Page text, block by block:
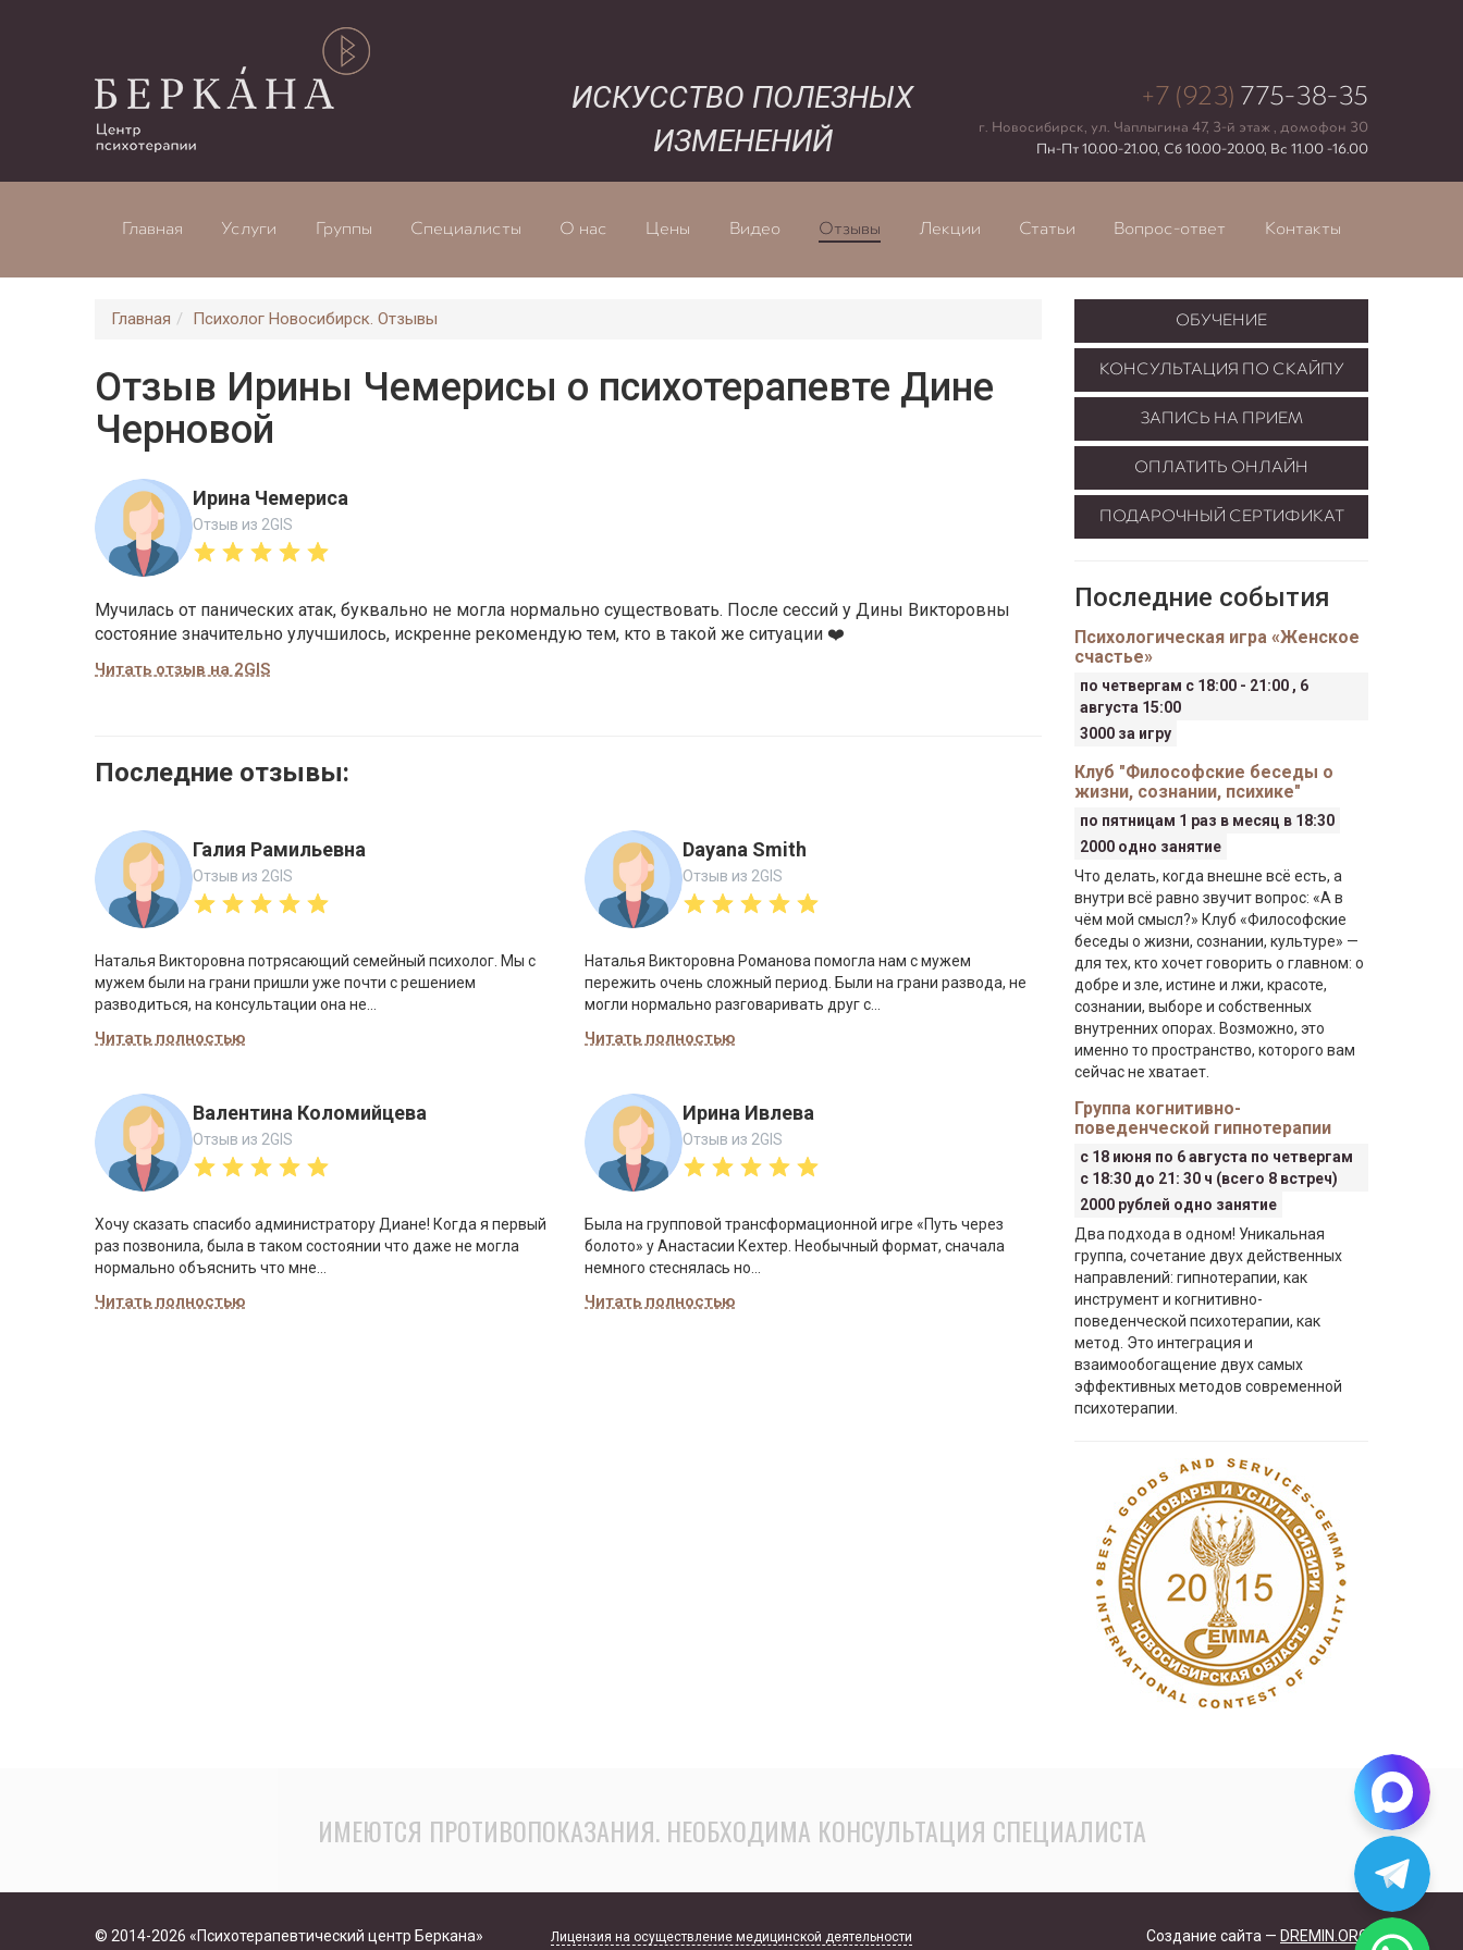
ИСКУССТВО ПОЛЕЗНЫХ
ИЗМЕНЕНИЙ
+7 (923) 775-38-35
г. Новосибирск, ул. Чаплыгина 47, 3-й этаж , домофон 30
Пн-Пт 10.00-21.00, Сб 10.00-20.00, Вс 11.00 -16.00
Главная Услуги Группы Специалисты О нас Цены Видео Отзывы Лекции Статьи Вопрос-ответ Контакты
Главная Психолог Новосибирск. Отзывы
Отзыв Ирины Чемерисы о психотерапевте Дине
Черновой
Ирина Чемериса
Отзыв из 2GIS
Мучилась от панических атак, буквально не могла нормально существовать. После сессий у Дины Викторовны
состояние значительно улучшилось, искренне рекомендую тем, кто в такой же ситуации ❤️
Читать отзыв на 2GIS
Последние отзывы:
Галия Рамильевна
Отзыв из 2GIS
Наталья Викторовна потрясающий семейный психолог. Мы с
мужем были на грани пришли уже почти с решением
разводиться, на консультации она не...
Читать полностью
Dayana Smith
Отзыв из 2GIS
Наталья Викторовна Романова помогла нам с мужем
пережить очень сложный период. Были на грани развода, не
могли нормально разговаривать друг с...
Читать полностью
Валентина Коломийцева
Отзыв из 2GIS
Хочу сказать спасибо администратору Диане! Когда я первый
раз позвонила, была в таком состоянии что даже не могла
нормально объяснить что мне...
Читать полностью
Ирина Ивлева
Отзыв из 2GIS
Была на групповой трансформационной игре «Путь через
болото» у Анастасии Кехтер. Необычный формат, сначала
немного стеснялась но...
Читать полностью
ОБУЧЕНИЕ
КОНСУЛЬТАЦИЯ ПО СКАЙПУ
ЗАПИСЬ НА ПРИЕМ
ОПЛАТИТЬ ОНЛАЙН
ПОДАРОЧНЫЙ СЕРТИФИКАТ
Последние события
Психологическая игра «Женское
счастье»
по четвергам с 18:00 - 21:00 , 6
августа 15:00
3000 за игру
Клуб "Философские беседы о
жизни, сознании, психике"
по пятницам 1 раз в месяц в 18:30
2000 одно занятие
Что делать, когда внешне всё есть, а
внутри всё равно звучит вопрос: «А в
чём мой смысл?» Клуб «Философские
беседы о жизни, сознании, культуре» —
для тех, кто хочет говорить о главном: о
добре и зле, истине и лжи, красоте,
сознании, выборе и собственных
внутренних опорах. Возможно, это
именно то пространство, которого вам
сейчас не хватает.
Группа когнитивно-
поведенческой гипнотерапии
с 18 июня по 6 августа по четвергам
с 18:30 до 21: 30 ч (всего 8 встреч)
2000 рублей одно занятие
Два подхода в одном! Уникальная
группа, сочетание двух действенных
направлений: гипнотерапии, как
инструмент и когнитивно-
поведенческой психотерапии, как
метод. Это интеграция и
взаимообогащение двух самых
эффективных методов современной
психотерапии.
ИМЕЮТСЯ ПРОТИВОПОКАЗАНИЯ. НЕОБХОДИМА КОНСУЛЬТАЦИЯ СПЕЦИАЛИСТА
© 2014-2026 «Психотерапевтический центр Беркана» Лицензия на осуществление медицинской деятельности Создание сайта — DREMIN.ORG